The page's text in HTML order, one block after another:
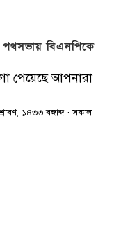
পথসভায় বিএনপিকে
পেয়েছে আপনারা
১৪৩৩ বঙ্গাব্দ · সকাল